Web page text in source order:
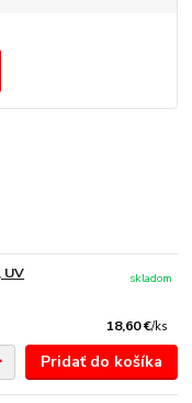
UV
18,60 €/ks
skladom
Pridať do košíka